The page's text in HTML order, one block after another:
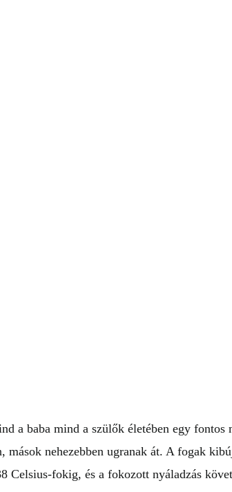
a baba mind a szülők életében egy fontos
mások nehezebben ugranak át. A fogak
Celsius-fokig, és a fokozott nyáladzás